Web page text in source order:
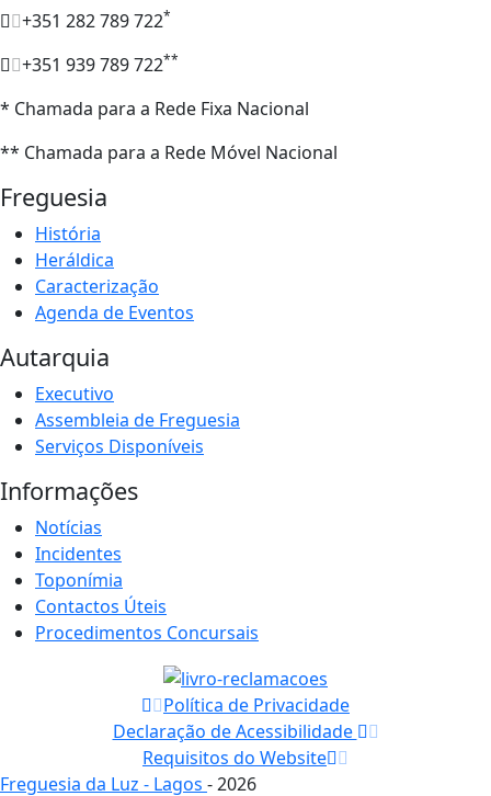
+351 282 789 722*
+351 939 789 722**
* Chamada para a Rede Fixa Nacional
** Chamada para a Rede Móvel Nacional
Freguesia
História
Heráldica
Caracterização
Agenda de Eventos
Autarquia
Executivo
Assembleia de Freguesia
Serviços Disponíveis
Informações
Notícias
Incidentes
Toponímia
Contactos Úteis
Procedimentos Concursais
Política de Privacidade
Declaração de Acessibilidade
Requisitos do Website
Freguesia da Luz - Lagos - 2026